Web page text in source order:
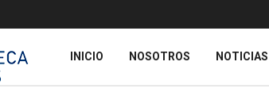
INICIO NOSOTROS NOTICIAS